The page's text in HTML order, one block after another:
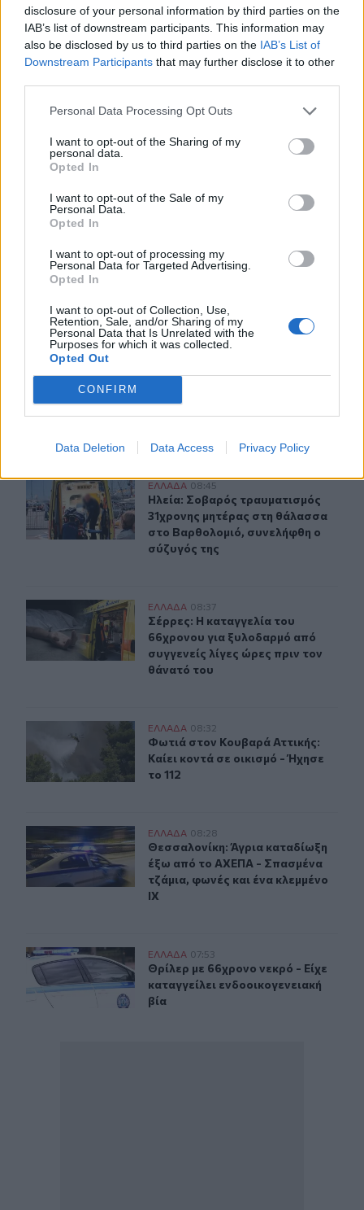
disclosure of your personal information by third parties on the
IAB’s list of downstream participants. This information may
also be disclosed by us to third parties on the IAB’s List of
Downstream Participants that may further disclose it to other
Personal Data Processing Opt Outs
I want to opt-out of the Sharing of my
personal data.
Opted In
I want to opt-out of the Sale of my
Personal Data.
Opted In
I want to opt-out of processing my
Personal Data for Targeted Advertising.
Opted In
I want to opt-out of Collection, Use,
Retention, Sale, and/or Sharing of my
Personal Data that Is Unrelated with the
Purposes for which it was collected.
Opted Out
CONFIRM
Data Deletion Data Access Privacy Policy
07:26
Εορτολόγιο: Ποιοι γιορτάζουν σήμερα 10 Αυγούστου
Ανεβαίνει η θερμοκρασία στην Κρήτη - Βοριάδες έως 8
μποφόρ
Κίνδυνος πυρκαγιάς: Σε κατάσταση Red Code σήμερα η
Κρήτη και άλλες έξι περιφέρειες
ΣΧΕΤΙΚA AΡΘΡΑ
Τουρισμός για όλους 2026 -2027: Διαθέσιμη η
ΕΛΛAΔΑ
Ηλεία: Σοβαρός τραυματισμός 31χρονης μητέρας
ΕΛΛAΔΑ 08:45
Ηλεία: Σοβαρός τραυματισμός
Ηλεία: Σοβαρός τραυματισμός
31χρονης μητέρας στη θάλασσα
στο Βαρθολομιό, συνελήφθη ο
σύζυγός της
Σέρρες: Η καταγγελία του 66χρονου για ξυλοδαρμό
ΕΛΛAΔΑ 08:37
Σέρρες: Η καταγγελία του
Σέρρες: Η καταγγελία του
66χρονου για ξυλοδαρμό από
συγγενείς λίγες ώρες πριν τον
θάνατό του
Φωτιά στον Κουβαρά Αττικής: Καίει κοντά σε οικισμό -
ΕΛΛAΔΑ 08:32
Φωτιά στον Κουβαρά Αττικής:
Φωτιά στον Κουβαρά Αττικής:
Καίει κοντά σε οικισμό - Ήχησε
το 112
Θεσσαλονίκη: Άγρια καταδίωξη έξω από το ΑΧΕΠΑ -
ΕΛΛAΔΑ 08:28
Θεσσαλονίκη: Άγρια καταδίωξη
Θεσσαλονίκη: Άγρια καταδίωξη
έξω από το ΑΧΕΠΑ - Σπασμένα
τζάμια, φωνές και ένα κλεμμένο
ΙΧ
Θρίλερ στις Σέρρες με 66χρονο νεκρό - Είχε
ΕΛΛAΔΑ 07:53
Θρίλερ με 66χρονο νεκρό - Είχε
Θρίλερ με 66χρονο νεκρό - Είχε
καταγγείλει ενδοοικογενειακή
βία